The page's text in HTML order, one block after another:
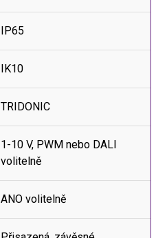
IP65
IK10
TRIDONIC
1-10 V, PWM nebo DALI
volitelně
ANO volitelně